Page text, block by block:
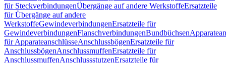
für SteckverbindungenÜbergänge auf andere WerkstoffeErsatzteile
für Übergänge auf andere
WerkstoffeGewindeverbindungenErsatzteile für
GewindeverbindungenFlanschverbindungenBundbüchsen
für ApparateanschlüsseAnschlussbögenErsatzteile für
AnschlussbögenAnschlussmuffenErsatzteile für
AnschlussmuffenAnschlussstutzenErsatzteile für